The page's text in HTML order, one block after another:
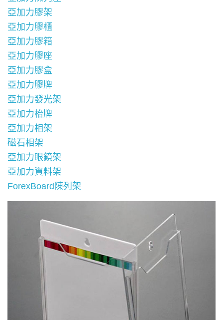
亞加力膠架
亞加力膠櫃
亞加力膠箱
亞加力膠座
亞加力膠盒
亞加力膠牌
亞加力發光架
亞加力枱牌
亞加力相架
磁石相架
亞加力眼鏡架
亞加力資料架
ForexBoard陳列架